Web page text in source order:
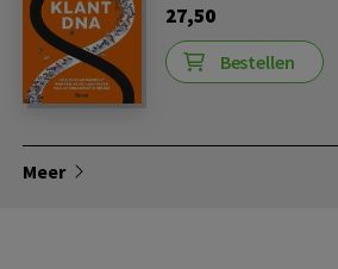
27,50
Bestellen
Meer